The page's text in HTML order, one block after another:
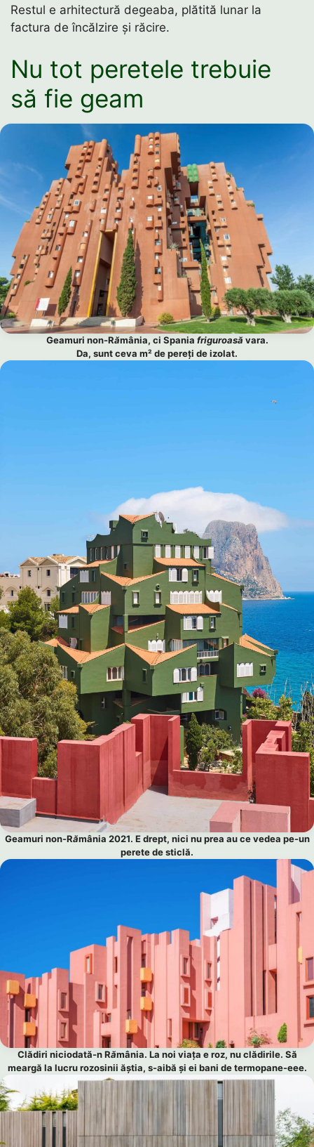
Restul e arhitectură degeaba, plătită lunar la
factura de încălzire și răcire.
Nu tot peretele trebuie
să fie geam
Geamuri non-Rămânia, ci Spania friguroasă vara.
Da, sunt ceva m² de pereți de izolat.
Geamuri non-Rămânia 2021. E drept, nici nu prea au ce vedea pe-un
perete de sticlă.
Clădiri niciodată-n Rămânia. La noi viața e roz, nu clădirile. Să
meargă la lucru rozosinii ăștia, s-aibă și ei bani de termopane-eee.